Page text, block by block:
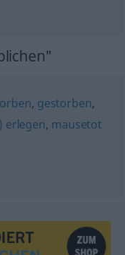
, gestorben,
erlegen, mausetot